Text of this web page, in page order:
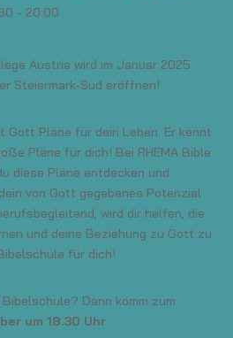
- 20:00
Austria wird im Januar 2025
Steiermark-Süd eröffnen!
Gott Pläne für dein Leben. Er kennt
Pläne für dich! Bei RHEMA Bible
diese Pläne entdecken und
von Gott gegebenes Potenzial
wird dir helfen, die
und deine Beziehung zu Gott zu
für dich!
Dann komm zum
um 18.30 Uhr.